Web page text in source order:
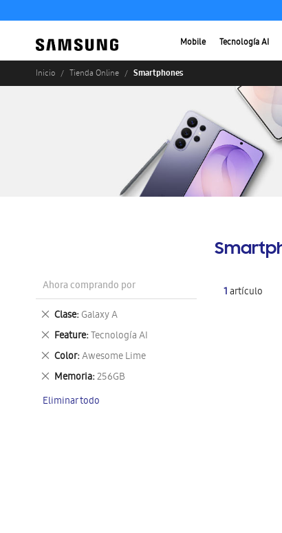
Mobile Tecnología AI
Inicio Tienda Online Smartphones
1artículo
Ahora comprando por
Clase Galaxy A
Eliminar
este
artículo
Feature Tecnología AI
Eliminar
este
artículo
Color Awesome Lime
Eliminar
este
artículo
Memoria 256GB
Eliminar
artículo
Eliminar todo